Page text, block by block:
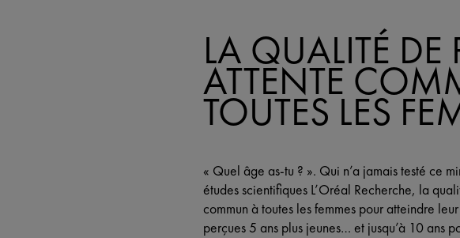
LA QUALITÉ DE
ATTENTE
TOUTES LES
« Quel âge as-tu ? ». Qui n’a jamais testé ce
études scientifiques L’Oréal Recherche, la
commun à toutes les femmes pour atteindre
perçues 5 ans plus jeunes… et jusqu’à 10 ans